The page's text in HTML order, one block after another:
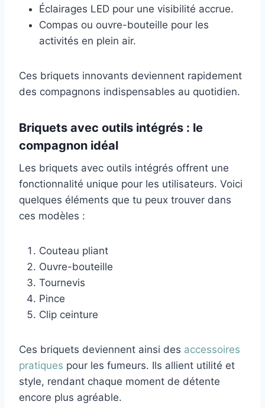
Éclairages LED pour une visibilité accrue.
Compas ou ouvre-bouteille pour les
activités en plein air.
Ces briquets innovants deviennent rapidement
des compagnons indispensables au quotidien.
Briquets avec outils intégrés : le
compagnon idéal
Les briquets avec outils intégrés offrent une
fonctionnalité unique pour les utilisateurs. Voici
quelques éléments que tu peux trouver dans
ces modèles :
Couteau pliant
Ouvre-bouteille
Tournevis
Pince
Clip ceinture
Ces briquets deviennent ainsi des accessoires
pratiques pour les fumeurs. Ils allient utilité et
style, rendant chaque moment de détente
encore plus agréable.